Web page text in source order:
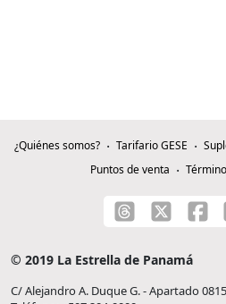
¿Quiénes somos? Tarifario GESE
Puntos de venta
© 2019 La Estrella de Panamá
C/ Alejandro A. Duque G. - Apartado